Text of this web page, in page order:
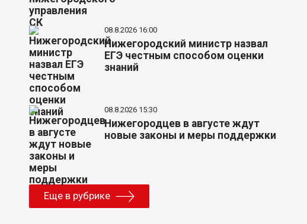
08.8.2026 16:00
Нижегородский министр назвал
ЕГЭ честным способом оценки
знаний
08.8.2026 15:30
Нижегородцев в августе ждут
новые законы и меры поддержки
Еще в рубрике